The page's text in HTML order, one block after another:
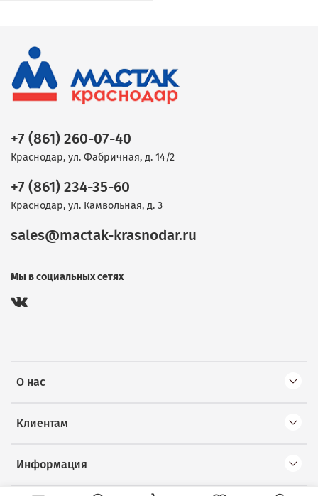
О нас
Клиентам
Информация
+7 (861) 260-07-40
Краснодар, ул. Фабричная, д. 14/2
+7 (861) 234-35-60
Краснодар, ул. Камвольная, д. 3
sales@mactak-krasnodar.ru
Мы в социальных сетях